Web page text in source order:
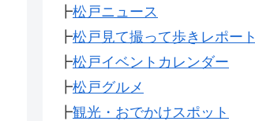
┣松戸ニュース
┣松戸見て撮って歩きレポート
┣松戸イベントカレンダー
┣松戸グルメ
┣観光・おでかけスポット